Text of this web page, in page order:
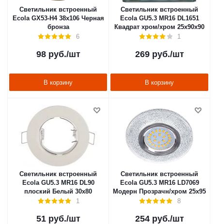
Светильник встроенный
Ecola GX53-H4 38x106 Черная
бронза
6
98руб./шт
В корзину
Светильник встроенный
Ecola GU5.3 MR16 DL1651
Квадрат хром/хром 25х90х90
1
269руб./шт
В корзину
Светильник встроенный
Ecola GU5.3 MR16 DL90
плоский Белый 30х80
1
51руб./шт
Светильник встроенный
Ecola GU5.3 MR16 LD7069
Модерн Прозрачн/хром 25х95
8
254руб./шт